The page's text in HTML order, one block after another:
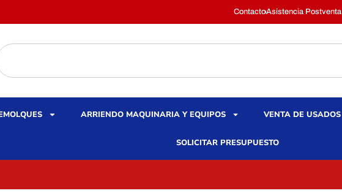
ContactoAsistencia Postventa
ARRIENDO MAQUINARIA Y EQUIPOS VENTA DE USADOS
SOLICITAR PRESUPUESTO